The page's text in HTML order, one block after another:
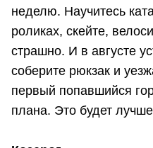
неделю. Научитесь
роликах, скейте,
страшно. И в августе
соберите рюкзак и
первый попавшийся
плана. Это будет